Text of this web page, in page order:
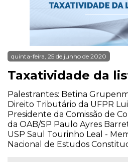
quinta-feira, 25 de junho de 2020
Taxatividade da
Palestrantes: Betina
Direito Tributário da UFPR
Presidente da Comissão de
da OAB/SP Paulo Ayres
USP Saul Tourinho Leal -
Nacional de Estudos